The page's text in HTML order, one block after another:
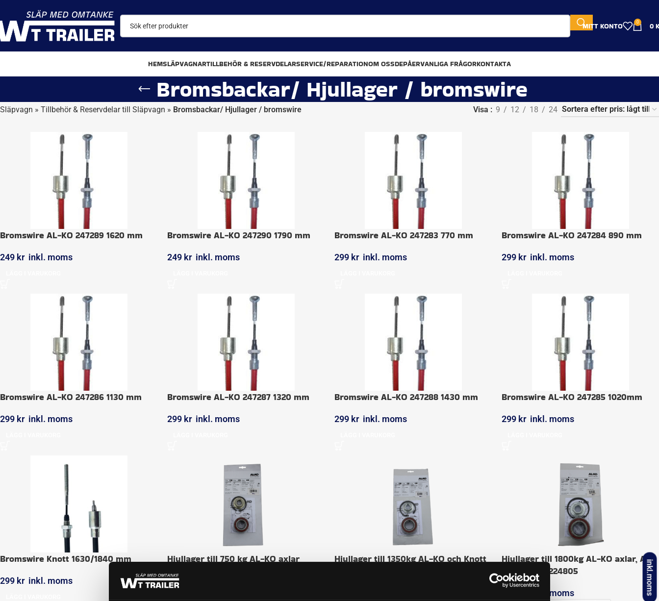
inkl.moms
MITT KONTO 0 0
HEMSLÄPVAGNARTILLBEHÖR & RESERVDELARSERVICE/REPARATIONOM OSSDEPÅERVANLIGA FRÅGORKONTAKTA
Bromsbackar/ Hjullager / bromswire
Släpvagn » Tillbehör & Reservdelar till Släpvagn » Bromsbackar/ Hjullager / bromswire Visa 9 12 18 24
Bromswire AL-KO 247289 1620 mm
249 kr inkl. moms
Bromswire AL-KO 247290 1790 mm
249 kr inkl. moms
Bromswire AL-KO 247283 770 mm
299 kr inkl. moms
Bromswire AL-KO 247284 890 mm
299 kr inkl. moms
Bromswire AL-KO 247286 1130 mm
299 kr inkl. moms
Bromswire AL-KO 247287 1320 mm
299 kr inkl. moms
Bromswire AL-KO 247288 1430 mm
299 kr inkl. moms
Bromswire AL-KO 247285 1020mm
299 kr inkl. moms
Bromswire Knott 1630/1840 mm
299 kr inkl. moms
Hjullager till 750 kg AL-KO axlar
(30x60x37) AL-KO art nr: 1224800
Hjullager till 1350kg AL-KO och Knott
Hjullager till 1800kg AL-KO axlar, AL-
KO art nr: 1224805
inkl. moms